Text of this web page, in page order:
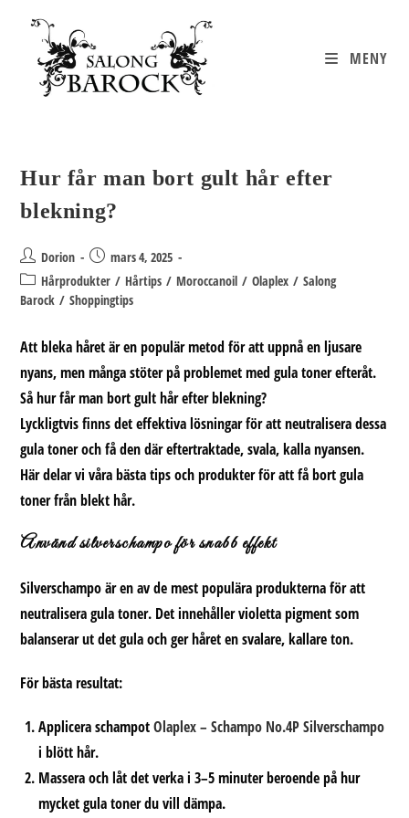
innehållet
MENY
Hur får man bort gult hår efter
blekning?
Inläggsförfattare:
Dorion
Inlägget
publicerat:
mars 4, 2025
Inläggskategori:
Hårprodukter / Hårtips / Moroccanoil / Olaplex / Salong
Barock / Shoppingtips
Att bleka håret är en populär metod för att uppnå en ljusare
nyans, men många stöter på problemet med gula toner efteråt.
Så hur får man bort gult hår efter blekning?
Lyckligtvis finns det effektiva lösningar för att neutralisera dessa
gula toner och få den där eftertraktade, svala, kalla nyansen.
Här delar vi våra bästa tips och produkter för att få bort gula
toner från blekt hår.
Använd silverschampo för snabb effekt
Silverschampo är en av de mest populära produkterna för att
neutralisera gula toner. Det innehåller violetta pigment som
balanserar ut det gula och ger håret en svalare, kallare ton.
För bästa resultat:
Applicera schampotOlaplex – Schampo No.4P Silverschampo
i blött hår.
Massera och låt det verka i 3–5 minuter beroende på hur
mycket gula toner du vill dämpa.